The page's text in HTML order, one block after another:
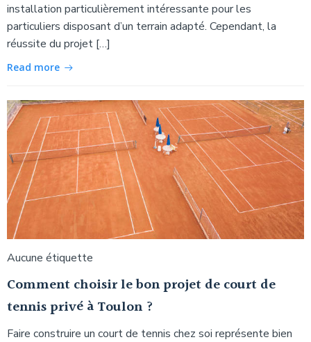
installation particulièrement intéressante pour les
particuliers disposant d’un terrain adapté. Cependant, la
réussite du projet […]
Read more
Aucune étiquette
Comment choisir le bon projet de court de
tennis privé à Toulon ?
Faire construire un court de tennis chez soi représente bien